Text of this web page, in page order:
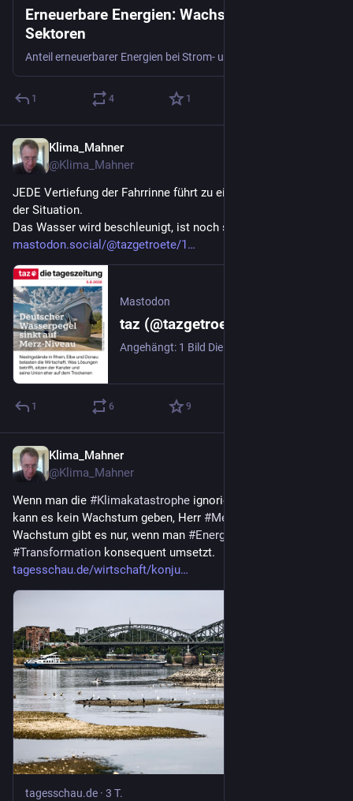
Erneuerbare Energien: Wachstum in allen
Sektoren
1 4 1
Klima_Mahner
@Klima_Mahner
JEDE Vertiefung der Fahrrinne führt zu einer Verschlimmerung
der Situation.
Das Wasser wird beschleunigt, ist noch schneller weg.
mastodon.social/@tazgetroete/1
Mastodon
1 6 9
Klima_Mahner
@Klima_Mahner
Wenn man die #Klimakatastrophe ignoriert und totschweigt,
kann es kein Wachstum geben, Herr #Merz
Wachstum gibt es nur, wenn man #Energiewende
#Transformation konsequent umsetzt.
tagesschau.de/wirtschaft/konju
tagesschau.de · 3 T.